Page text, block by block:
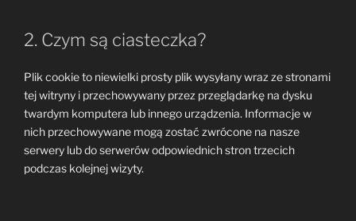
2. Czym są ciasteczka?
Plik cookie to niewielki prosty plik wysyłany wraz ze stronami
tej witryny i przechowywany przez przeglądarkę na dysku
twardym komputera lub innego urządzenia. Informacje w
nich przechowywane mogą zostać zwrócone na nasze
serwery lub do serwerów odpowiednich stron trzecich
podczas kolejnej wizyty.